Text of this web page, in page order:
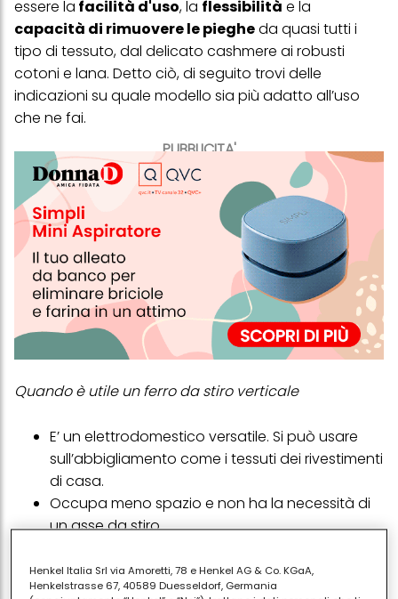
PUBBLICITA'
essere la facilità d'uso, la flessibilità e la
capacità di rimuovere le piegheda quasi tutti i
tipo di tessuto, dal delicato cashmere ai robusti
cotoni e lana. Detto ciò, di seguito trovi delle
indicazioni su quale modello sia più adatto all’uso
che ne fai.
Quando è utile un ferro da stiro verticale
E’ un elettrodomestico versatile. Si può usare
sull’abbigliamento come i tessuti dei rivestimenti
di casa.
Occupa meno spazio e non ha la necessità di
un asse da stiro
Se ti piacciono i tessuti e le trame delicate
come il cashmere o la seta nel tuo guardaroba,
Henkel Italia Srl via Amoretti, 78 e Henkel AG & Co. KGaA,
Henkelstrasse 67, 40589 Duesseldorf, Germania